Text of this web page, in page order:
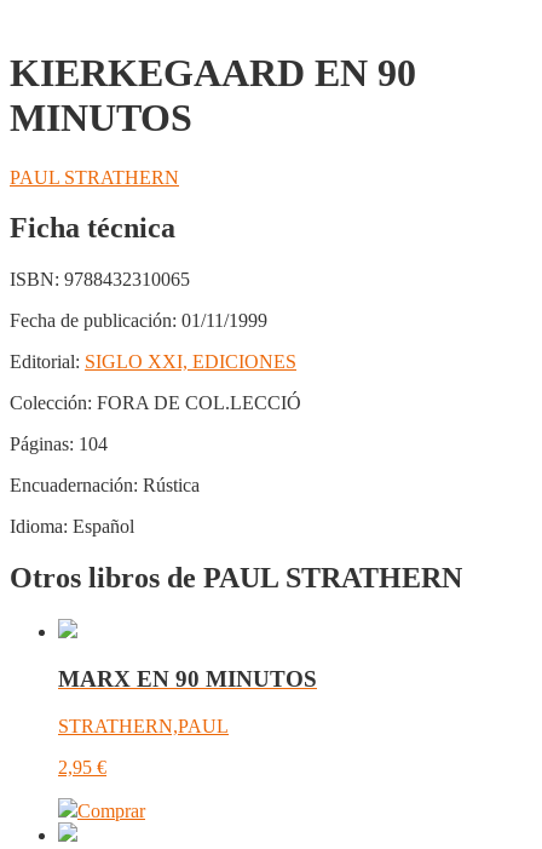
KIERKEGAARD EN 90
MINUTOS
PAUL STRATHERN
Ficha técnica
ISBN: 9788432310065
Fecha de publicación: 01/11/1999
Editorial: SIGLO XXI, EDICIONES
Colección: FORA DE COL.LECCIÓ
Páginas: 104
Encuadernación: Rústica
Idioma: Español
Otros libros de PAUL STRATHERN
MARX EN 90 MINUTOS
STRATHERN,PAUL
2,95 €
Comprar